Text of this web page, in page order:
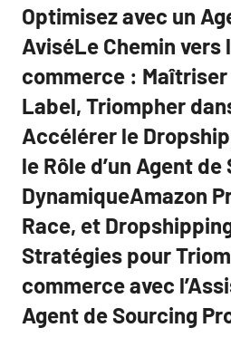
Optimisez avec un
AviséLe Chemin vers
commerce :
Label, Triompher
Accélérer le
le Rôle d’un Agent
DynamiqueAmazon
Race, et
Stratégies pour
commerce avec
Agent de Sourcing